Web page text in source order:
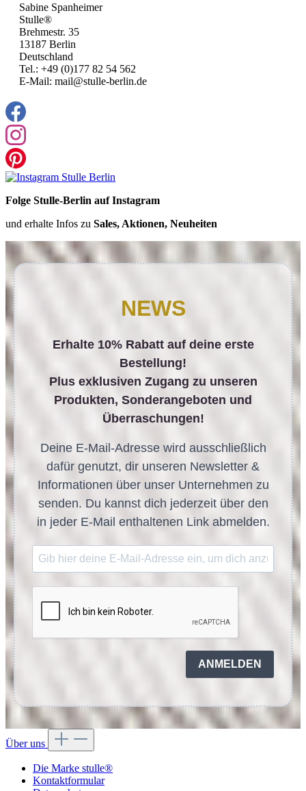
Sabine Spanheimer
Stulle®
Brehmestr. 35
13187 Berlin
Deutschland
Tel.: +49 (0)177 82 54 562
E-Mail: mail@stulle-berlin.de
Folge Stulle-Berlin auf Instagram
und erhalte Infos zu Sales, Aktionen, Neuheiten
NEWS
Erhalte 10% Rabatt auf deine erste
Bestellung!
Plus exklusiven Zugang zu unseren
Produkten, Sonderangeboten und
Überraschungen!
Deine E-Mail-Adresse wird ausschließlich
dafür genutzt, dir unseren Newsletter &
Informationen über unser Unternehmen zu
senden. Du kannst dich jederzeit über den
in jeder E-Mail enthaltenen Link abmelden.
ANMELDEN
Über uns
Die Marke stulle®
Kontaktformular